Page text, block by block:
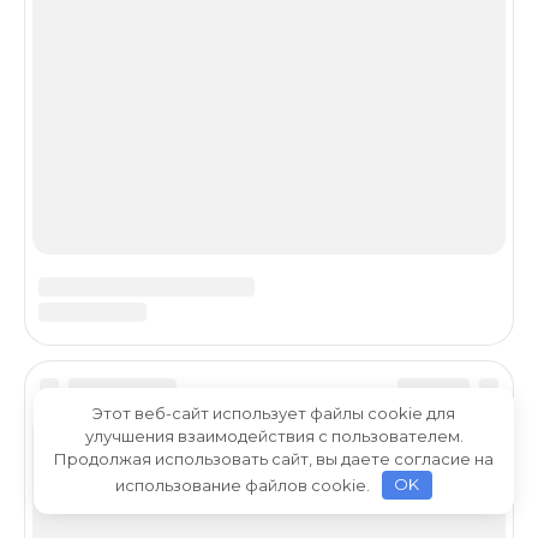
Этот веб-сайт использует файлы cookie для
улучшения взаимодействия с пользователем.
Продолжая использовать сайт, вы даете согласие на
использование файлов cookie.
OK